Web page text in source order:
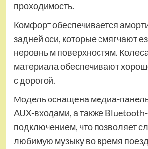
проходимость.
Комфорт обеспечивается
задней оси, которые смягчают
неровным поверхностям. Колеса
материала обеспечивают
с дорогой.
Модель оснащена медиа-
AUX-входами, а также Bluetooth-
подключением, что позволяет
любимую музыку во время